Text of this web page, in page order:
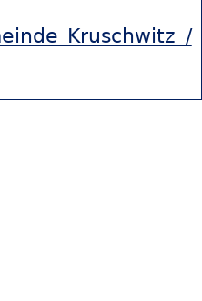
Kruschwitz /